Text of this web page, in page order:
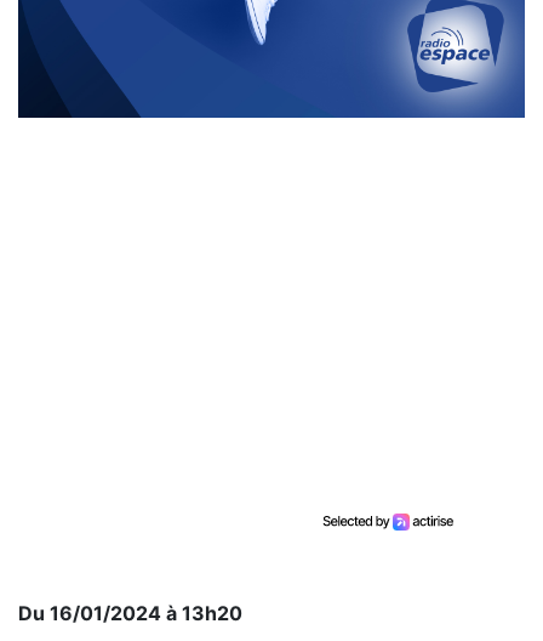
Du 16/01/2024 à 13h20